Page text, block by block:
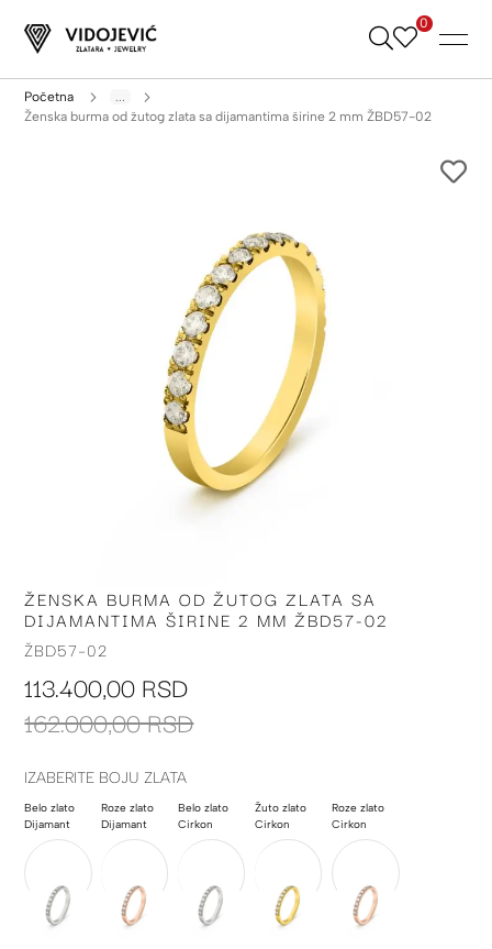
Skip
0
Početna
...
Ženska burma od žutog zlata sa dijamantima širine 2 mm ŽBD57-02
Skip
to
the
of
images
ŽENSKA BURMA OD ŽUTOG ZLATA SA
DIJAMANTIMA ŠIRINE 2 MM ŽBD57-02
ŽBD57-02
113.400,00 RSD
162.000,00 RSD
IZABERITE BOJU ZLATA
Belo zlato
Dijamant
Roze zlato
Dijamant
Belo zlato
Cirkon
Žuto zlato
Cirkon
Roze zlato
Cirkon